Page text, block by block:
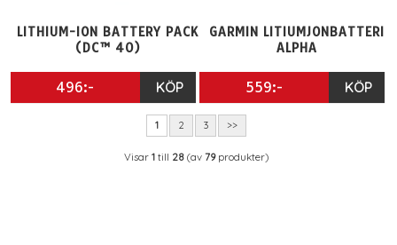
LITHIUM-ION BATTERY PACK
(DC™ 40)
496:- KÖP
GARMIN LITIUMJONBATTERI
ALPHA
559:- KÖP
1 2 3 >>
Visar 1till 28(av 79produkter)